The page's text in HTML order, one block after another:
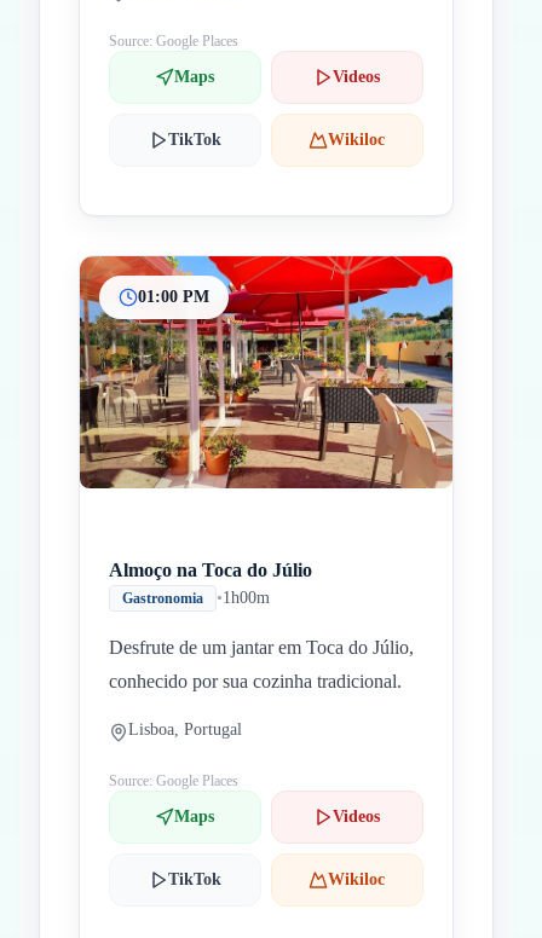
Source: Google Places
Maps Videos
TikTok Wikiloc
01:00 PM
Almoço na Toca do Júlio
Gastronomia •1h00m
Desfrute de um jantar em Toca do Júlio,
conhecido por sua cozinha tradicional.
Lisboa, Portugal
Source: Google Places
Maps Videos
TikTok Wikiloc